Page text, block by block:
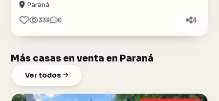
Paraná
339 0 4
Más casas en venta en Paraná
Ver todos